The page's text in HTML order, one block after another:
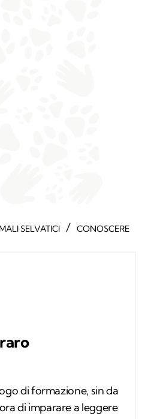
SELVATICI / CONOSCERE
di formazione, sin da
di imparare a leggere